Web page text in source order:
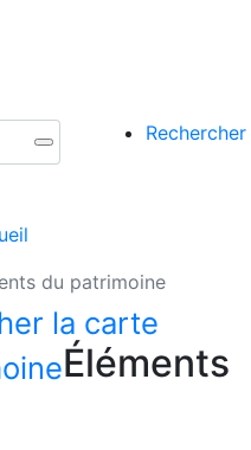
Rechercher
du patrimoine
Éléments